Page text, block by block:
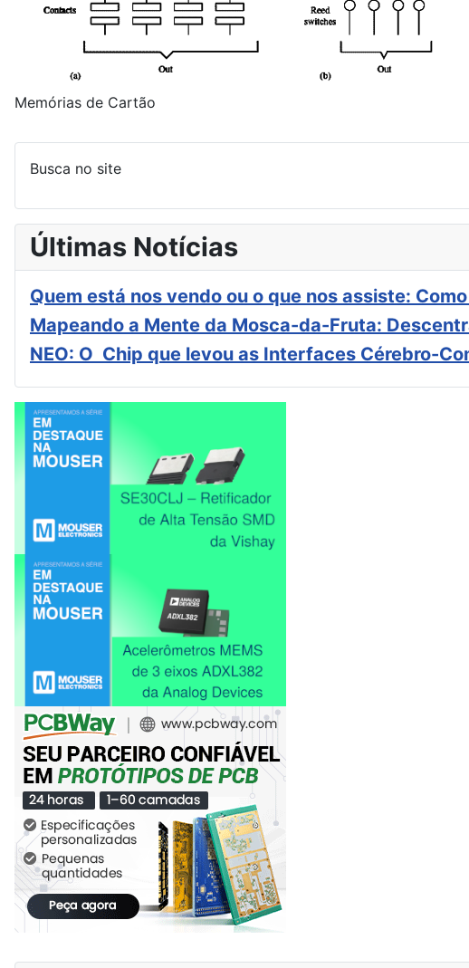
Memórias de Cartão
Busca no site
Últimas Notícias
Quem está nos vendo ou o que nos assiste:
Mapeando a Mente da Mosca-da-Fruta:
NEO: O Chip que levou as Interfaces Cérebro-